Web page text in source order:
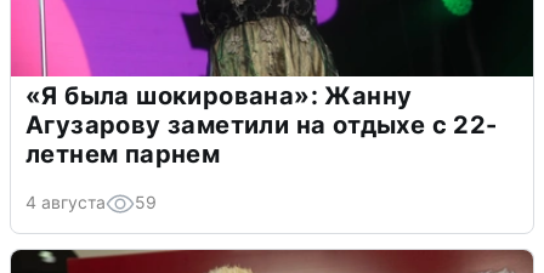
«Я была шокирована»: Жанну
Агузарову заметили на отдыхе с 22-
летнем парнем
4 августа 59